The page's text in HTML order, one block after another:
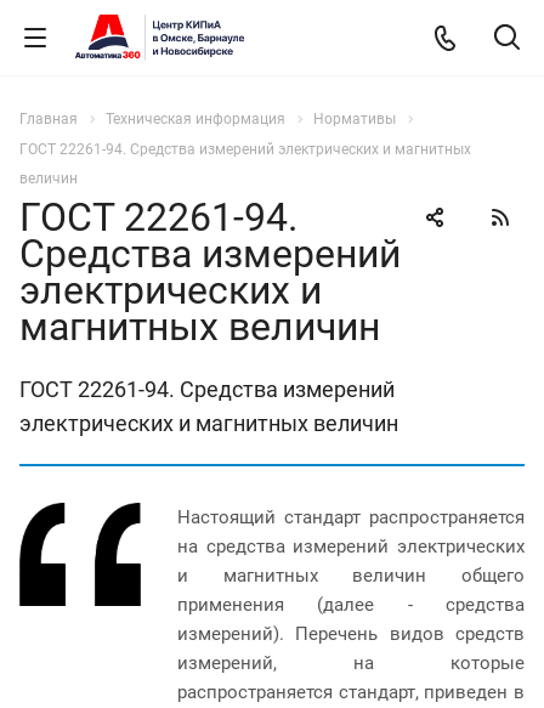
Главная Техническая информация
Нормативы
ГОСТ 22261-94. Средства измерений электрических и магнитных
величин
ГОСТ 22261-94.
Средства измерений
электрических и
магнитных величин
ГОСТ 22261-94. Средства измерений
электрических и магнитных величин
Настоящий стандарт распространяется
на средства измерений электрических
и магнитных величин общего
применения (далее - средства
измерений). Перечень видов средств
измерений, на которые
распространяется стандарт, приведен в